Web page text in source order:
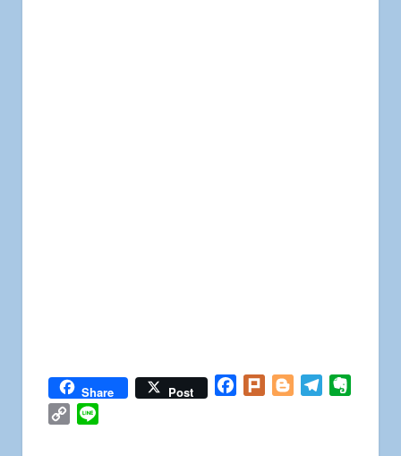
Share Post Facebook
Plurk BloggerTelegram
Copy